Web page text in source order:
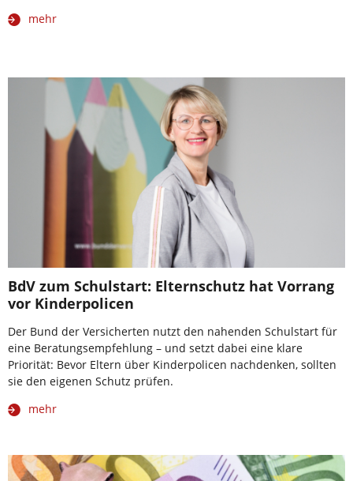
mehr
BdV zum Schulstart: Elternschutz hat Vorrang
vor Kinderpolicen
Der Bund der Versicherten nutzt den nahenden Schulstart für
eine Beratungsempfehlung – und setzt dabei eine klare
Priorität: Bevor Eltern über Kinderpolicen nachdenken, sollten
sie den eigenen Schutz prüfen.
mehr